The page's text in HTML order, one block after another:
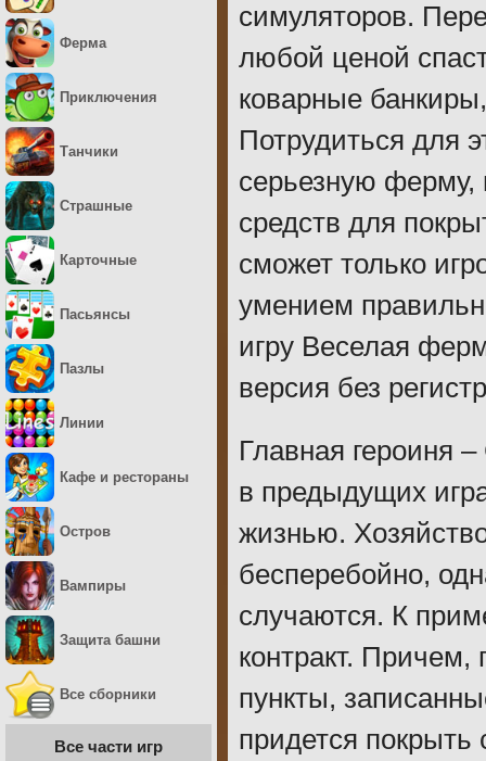
симуляторов.
любой ценой
коварные
Потрудиться для
серьезную ферму,
средств для
сможет только
умением
игру Веселая
версия без
Главная героиня
в предыдущих
жизнью.
бесперебойно,
случаются. К
контракт. Причем,
пункты,
придется
Ферма
Приключения
Танчики
Страшные
Карточные
Пасьянсы
Пазлы
Линии
Кафе и рестораны
Остров
Вампиры
Защита башни
Все сборники
Все части игр